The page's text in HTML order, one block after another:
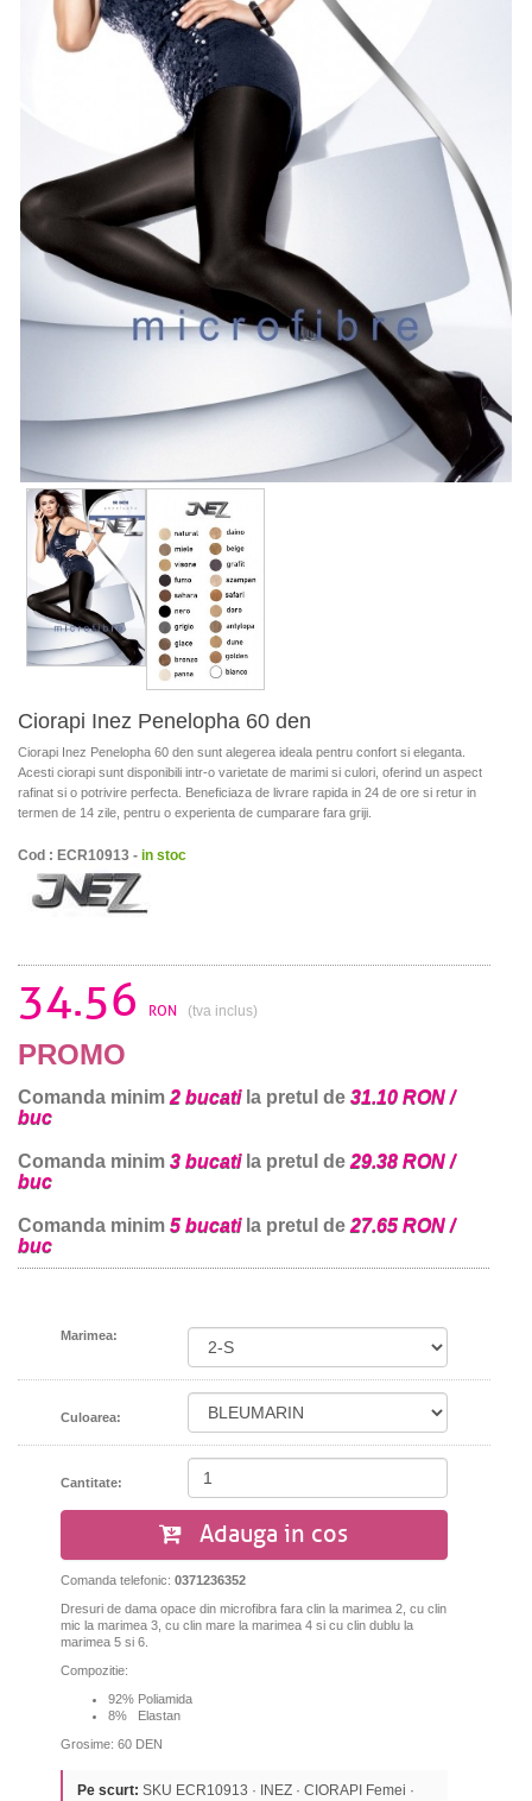
Ciorapi Inez Penelopha 60 den
Ciorapi Inez Penelopha 60 den sunt alegerea ideala pentru confort si eleganta.
Acesti ciorapi sunt disponibili intr-o varietate de marimi si culori, oferind un aspect
rafinat si o potrivire perfecta. Beneficiaza de livrare rapida in 24 de ore si retur in
termen de 14 zile, pentru o experienta de cumparare fara griji.
Cod : ECR10913 - in stoc
34.56 RON (tva inclus)
PROMO
Comanda minim 2 bucatila pretul de 31.10 RON /
buc
Comanda minim 3 bucatila pretul de 29.38 RON /
buc
Comanda minim 5 bucatila pretul de 27.65 RON /
buc
Marimea:
Culoarea:
Cantitate:
Adauga in cos
Comanda telefonic: 0371236352
Dresuri de dama opace din microfibra fara clin la marimea 2, cu clin
mic la marimea 3, cu clin mare la marimea 4 si cu clin dublu la
marimea 5 si 6.
Compozitie:
92% Poliamida
8% Elastan
Grosime: 60 DEN
Pe scurt: SKU ECR10913 · INEZ · CIORAPI Femei ·